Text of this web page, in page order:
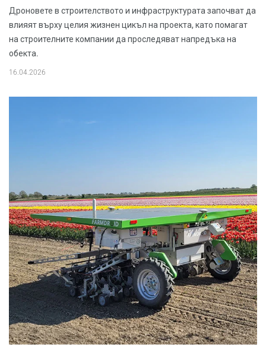
Дроновете в строителството и инфраструктурата започват да
влияят върху целия жизнен цикъл на проекта, като помагат
на строителните компании да проследяват напредъка на
обекта.
16.04.2026